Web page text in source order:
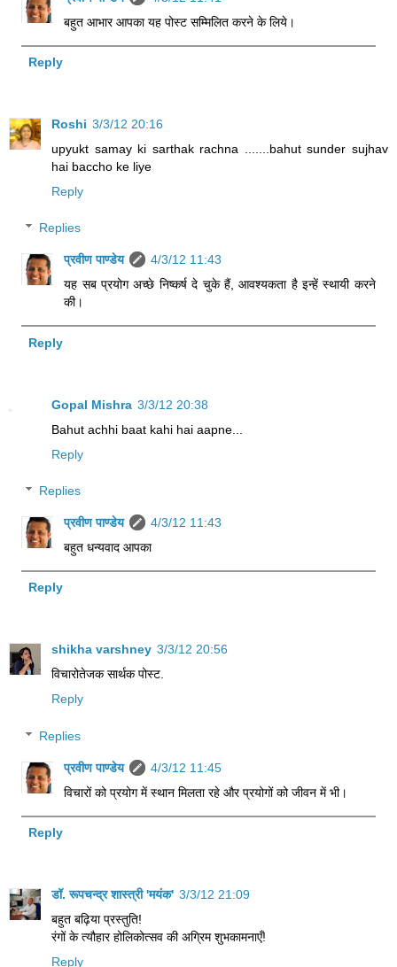
बहुत आभार आपका यह पोस्ट सम्मिलित करने के लिये।
Reply
Roshi 3/3/12 20:16
upyukt samay ki sarthak rachna .......bahut sunder sujhav
hai baccho ke liye
Reply
Replies
प्रवीण पाण्डेय
4/3/12 11:43
यह सब प्रयोग अच्छे निष्कर्ष दे चुके हैं, आवश्यकता है इन्हें स्थायी करने
की।
Reply
Gopal Mishra 3/3/12 20:38
Bahut achhi baat kahi hai aapne...
Reply
Replies
प्रवीण पाण्डेय
4/3/12 11:43
बहुत धन्यवाद आपका
Reply
shikha varshney 3/3/12 20:56
विचारोतेजक सार्थक पोस्ट.
Reply
Replies
प्रवीण पाण्डेय
4/3/12 11:45
विचारों को प्रयोग में स्थान मिलता रहे और प्रयोगों को जीवन में भी।
Reply
डॉ. रूपचन्द्र शास्त्री 'मयंक' 3/3/12 21:09
बहुत बढ़िया प्रस्तुति!
रंगों के त्यौहार होलिकोत्सव की अग्रिम शुभकामनाएँ!
Reply